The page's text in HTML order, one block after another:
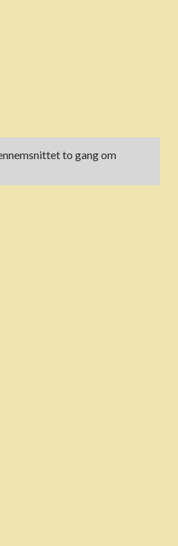
to gang om